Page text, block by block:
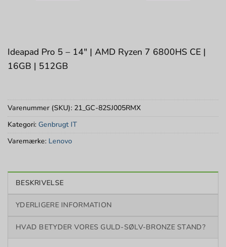
Ideapad Pro 5 – 14″ | AMD Ryzen 7 6800HS CE |
16GB | 512GB
Varenummer (SKU): 21_GC-82SJ005RMX
Kategori: Genbrugt IT
Varemærke: Lenovo
BESKRIVELSE
YDERLIGERE INFORMATION
HVAD BETYDER VORES GULD-SØLV-BRONZE STAND?